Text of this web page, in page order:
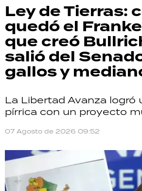
Ley de Tierras:
quedó el
que creó
salió del
gallos y
La Libertad Avanza logró
pírrica con un proyecto
07 Agosto de 2026 09:52